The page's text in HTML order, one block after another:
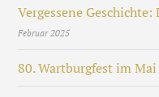
Vergessene
Februar 2025
80. Wartburgfest im